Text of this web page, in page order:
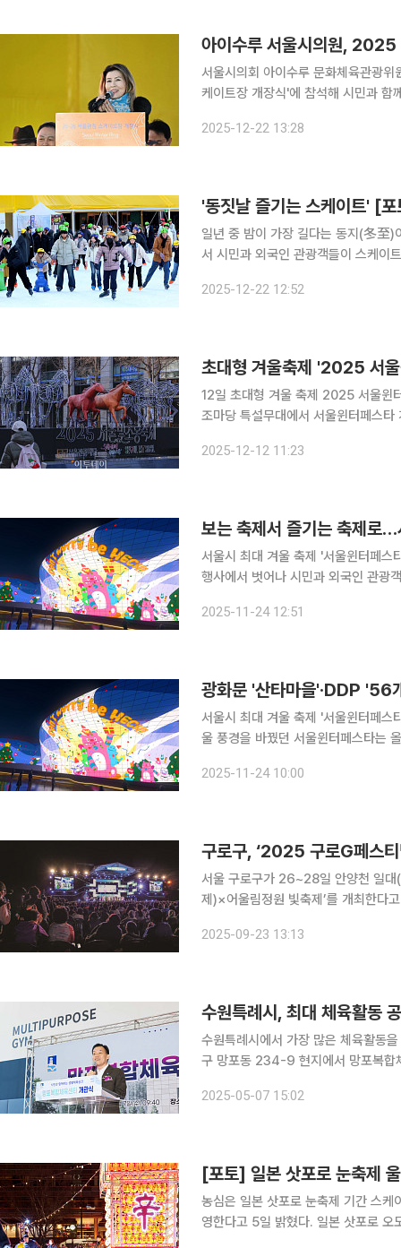
아이수루 서울시의원, 2025
서울시의회 아이수루 문화체육관광
케이트장 개장식'에 참석해 시민과
스케이팅 국가대표 차준환 선수, 쇼
2025-12-22 13:28
'동짓날 즐기는 스케이트' [
일년 중 밤이 가장 길다는 동지(冬至)
서 시민과 외국인 관광객들이 스케이
일은 오전 10시부터 오후 11시까지다.
2025-12-22 12:52
초대형 겨울축제 '2025 서
12일 초대형 겨울 축제 2025 서울윈터페스타가 개막한다. 서
조마당 특설무대에서 서울윈터페스타 개
롱축제'가 열리고, 광화문광장과 서울
2025-12-12 11:23
서울시 최대 겨울 축제 '서울윈터페스
행사에서 벗어나 시민과 외국인 관광
획이다. 서울시는 다음달 12일부
2025-11-24 12:51
서울시 최대 겨울 축제 '서울윈터페
울 풍경을 바꿨던 서울윈터페스타는
등 서울 도심 6곳에서 '2025 서울윈
2025-11-24 10:00
구로구, ‘2025 구로G페스
서울 구로구가 26~28일 안양천 일대
제)×어울림정원 빛축제’를 개최한다고 23일 밝혔다. 올해로 22회를
제로 방향을 잡았다. ‘어울림’을 주제
2025-09-23 13:13
수원특례시, 최대 체육활동
수원특례시에서 가장 많은 체육활동을 할 수
구 망포동 234-9 현지에서 망포복합체육센터 개관식
을 시작했고, 6월 준공 예정이다. 사
2025-05-07 15:02
[포토] 일본 삿포로 눈축제
농심은 일본 삿포로 눈축제 기간 스케
영한다고 5일 밝혔다. 일본 삿포로 오